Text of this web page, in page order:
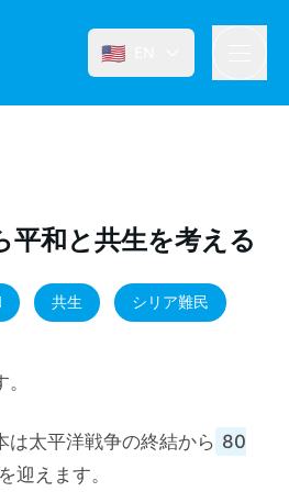
🇺🇸
平和と共生を考える
共生 シリア難民
は太平洋戦争の終結から 80
迎えます。